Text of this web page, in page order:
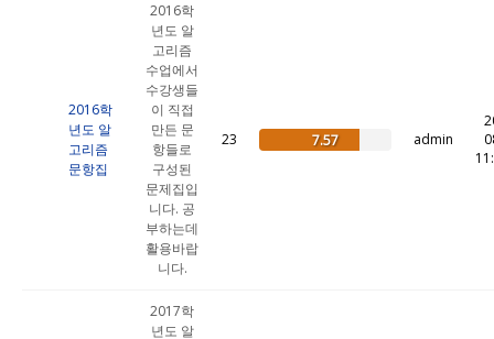
2016학
년도 알
고리즘
문항집
2016학
년도 알
고리즘
수업에서
수강생들
이 직접
만든 문
항들로
구성된
문제집입
니다. 공
부하는데
활용바랍
니다.
23 7.57 admin
2017학
년도 알